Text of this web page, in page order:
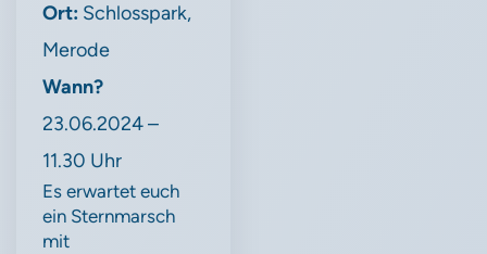
Ort: Schlosspark,
Merode
Wann?
23.06.2024 –
11.30 Uhr
Es erwartet euch
ein Sternmarsch
mit